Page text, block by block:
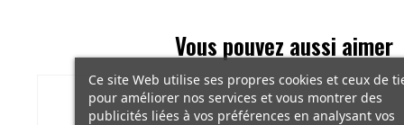
Vous pouvez aussi aimer
Ce site Web utilise ses propres cookies et ceux de
pour améliorer nos services et vous montrer des
publicités liées à vos préférences en analysant vos